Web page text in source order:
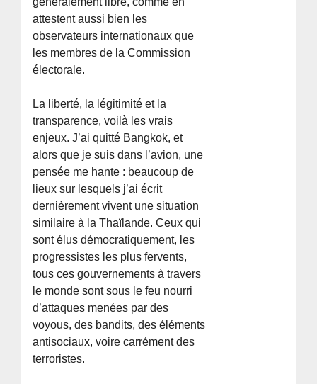
attestent aussi bien les
observateurs internationaux que
les membres de la Commission
électorale.
La liberté, la légitimité et la
transparence, voilà les vrais
enjeux. J’ai quitté Bangkok, et
alors que je suis dans l’avion, une
pensée me hante : beaucoup de
lieux sur lesquels j’ai écrit
dernièrement vivent une situation
similaire à la Thaïlande. Ceux qui
sont élus démocratiquement, les
progressistes les plus fervents,
tous ces gouvernements à travers
le monde sont sous le feu nourri
d’attaques menées par des
voyous, des bandits, des éléments
antisociaux, voire carrément des
terroristes.